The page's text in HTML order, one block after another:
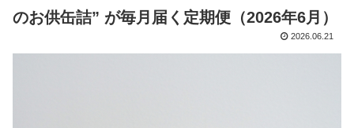
のお供缶詰” が毎月届く定期便（2026年6月）
2026.06.21